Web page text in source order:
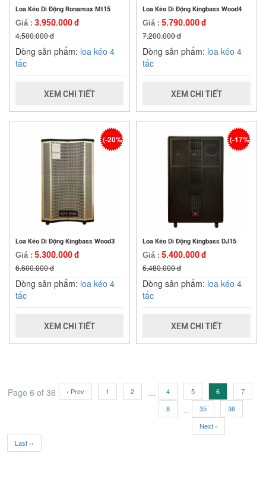
Loa Kéo Di Động Ronamax Mt15
Giá : 3.950.000 đ
4.500.000 đ
Dòng sản phẩm: loa kéo 4
tấc
XEM CHI TIẾT
Loa Kéo Di Động Kingbass Wood4
Giá : 5.790.000 đ
7.200.000 đ
Dòng sản phẩm: loa kéo 4
tấc
XEM CHI TIẾT
Loa Kéo Di Động Kingbass Wood3
Giá : 5.300.000 đ
6.600.000 đ
(-20%)
Dòng sản phẩm: loa kéo 4
tấc
XEM CHI TIẾT
Loa Kéo Di Động Kingbass DJ15
Giá : 5.400.000 đ
6.480.000 đ
(-17%)
Dòng sản phẩm: loa kéo 4
tấc
XEM CHI TIẾT
Page 6 of 36 ‹ Prev 1 2 ... 4 5 6
7
8
.. 35
36
Next ›
Last ››